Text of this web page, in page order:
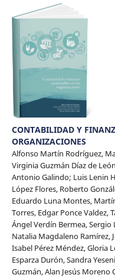
CONTABILIDAD Y
ORGANIZACIONES
Alfonso Martín Rodríguez,
Virginia Guzmán Díaz de
Antonio Galindo; Luis Lenin
López Flores, Roberto
Eduardo Luna Montes,
Torres, Edgar Ponce Valdez,
Ángel Verdín Bermea,
Natalia Magdaleno Ramírez,
Isabel Pérez Méndez, Gloria
Esparza Durón, Sandra
Guzmán, Alan Jesús